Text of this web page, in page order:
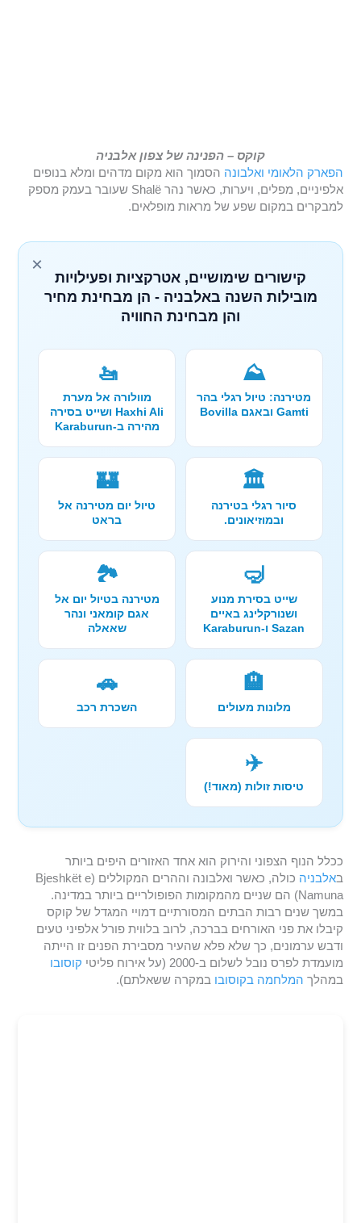
קוקס – הפנינה של צפון אלבניה
הפארק הלאומי ואלבונה הסמוך הוא מקום מדהים ומלא בנופים
אלפיניים, מפלים, ויערות, כאשר נהר Shalë שעובר בעמק מספק
למבקרים במקום שפע של מראות מופלאים.
×
קישורים שימושיים, אטרקציות ופעילויות
מובילות השנה באלבניה - הן מבחינת מחיר
והן מבחינת החוויה
⛰️
מטירנה: טיול רגלי בהר
Gamti ובאגם Bovilla
🚤
מוולורה אל מערת
Haxhi Ali ושייט בסירה
מהירה ב-Karaburun
🏛️
סיור רגלי בטירנה
ובמוזיאונים.
🏰
טיול יום מטירנה אל
בראט
🤿
שייט בסירת מנוע
ושנורקלינג באיים
Sazan ו-Karaburun
🏞️
מטירנה בטיול יום אל
אגם קומאני ונהר
שאאלה
🏨
מלונות מעולים
🚗
השכרת רכב
✈️
טיסות זולות (מאוד!)
ככלל הנוף הצפוני והירוק הוא אחד האזורים היפים ביותר
באלבניה
כולה, כאשר ואלבונה וההרים המקוללים (Bjeshkët e
Namuna) הם שניים מהמקומות הפופולריים ביותר במדינה.
במשך שנים רבות הבתים המסורתיים דמויי המגדל של קוקס
קיבלו את פני האורחים בברכה, לרוב בלווית פורל אלפיני טעים
ודבש ערמונים, כך שלא פלא שהעיר מסבירת הפנים זו הייתה
מועמדת לפרס נובל לשלום ב-2000 (על אירוח פליטי
קוסובו
במהלך המלחמה בקוסובו במקרה ששאלתם).